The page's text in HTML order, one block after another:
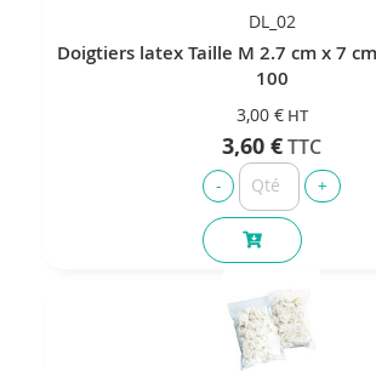
DL_02
Doigtiers latex Taille M 2.7 cm x 7
100
3,00 €
3,60 €